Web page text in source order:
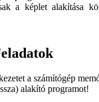
a képlet alakítása
a számítógép
alakító programot!